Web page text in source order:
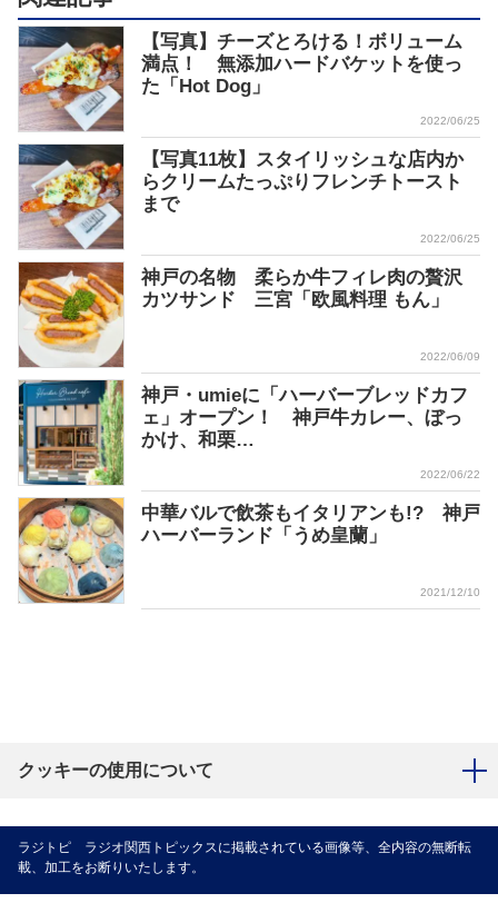
【写真】チーズとろける！ボリューム
満点！ 無添加ハードバケットを使っ
た「Hot Dog」
2022/06/25
【写真11枚】スタイリッシュな店内か
らクリームたっぷりフレンチトースト
まで
2022/06/25
神戸の名物 柔らか牛フィレ肉の贅沢
カツサンド 三宮「欧風料理 もん」
2022/06/09
神戸・umieに「ハーバーブレッドカフ
ェ」オープン！ 神戸牛カレー、ぼっ
かけ、和栗…
2022/06/22
中華バルで飲茶もイタリアンも!? 神戸
ハーバーランド「うめ皇蘭」
2021/12/10
クッキーの使用について
ラジトピ ラジオ関西トピックスに掲載されている画像等、全内容の無断転
載、加工をお断りいたします。